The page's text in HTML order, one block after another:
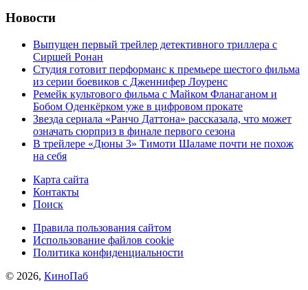
Новости
Выпущен первый трейлер детективного триллера с
Сиршей Ронан
Студия готовит перформанс к премьере шестого фильма
из серии боевиков с Дженнифер Лоуренс
Ремейк культового фильма с Майком Фланаганом и
Бобом Оденкёрком уже в цифровом прокате
Звезда сериала «Ранчо Даттона» рассказала, что может
означать сюрприз в финале первого сезона
В трейлере «Дюны 3» Тимоти Шаламе почти не похож
на себя
Карта сайта
Контакты
Поиск
Правила пользования сайтом
Использование файлов cookie
Политика конфиденциальности
© 2026, КиноПаб